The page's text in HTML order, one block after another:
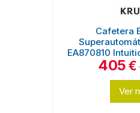
Cafetera
EA870810
405€
Ver